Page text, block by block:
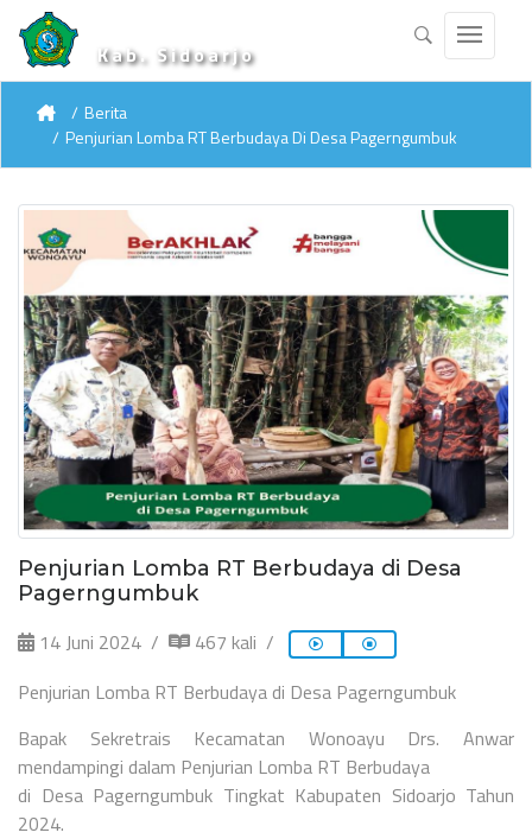
Kab. Sidoarjo
Berita
Penjurian Lomba RT Berbudaya Di Desa Pagerngumbuk
Penjurian Lomba RT Berbudaya di Desa
Pagerngumbuk
14 Juni 2024
467 kali
Penjurian Lomba RT Berbudaya di Desa Pagerngumbuk
Bapak Sekretrais Kecamatan Wonoayu Drs. Anwar
mendampingi dalam Penjurian Lomba RT Berbudaya
di Desa Pagerngumbuk Tingkat Kabupaten Sidoarjo Tahun
2024.